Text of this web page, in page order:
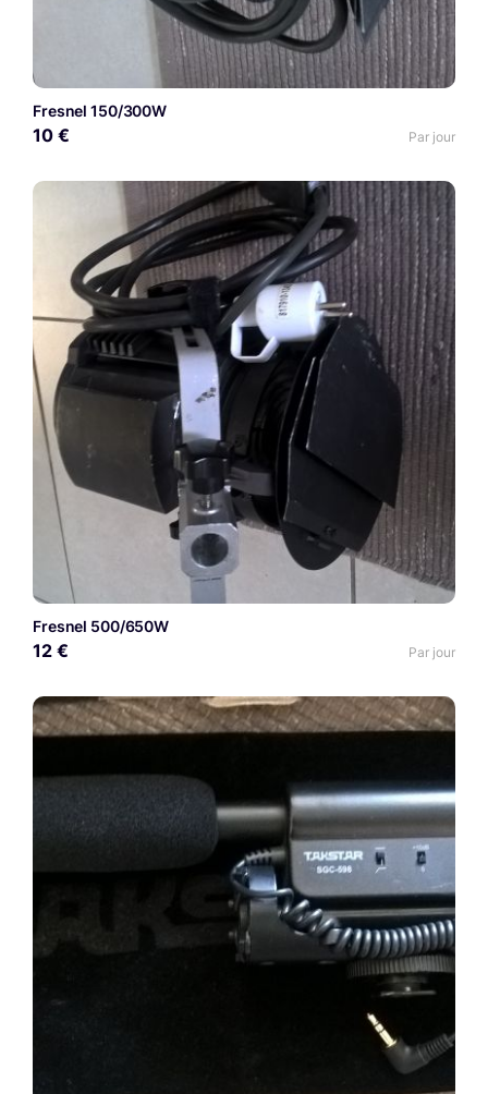
Fresnel 150/300W
10 € Par jour
Fresnel 500/650W
12 € Par jour